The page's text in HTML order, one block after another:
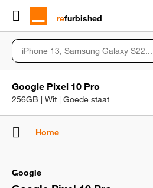
rɘfurbished
Google Pixel 10 Pro
256GB | Wit | Goede staat
Home
Google